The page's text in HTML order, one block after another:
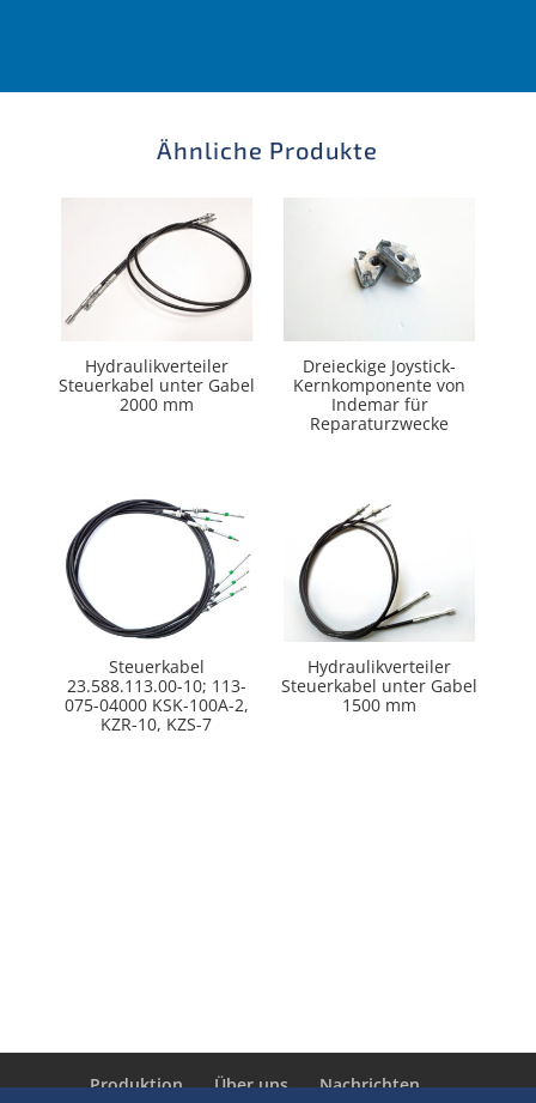
Ähnliche Produkte
Hydraulikverteiler
Steuerkabel unter Gabel
2000 mm
Dreieckige Joystick-
Kernkomponente von
Indemar für
Reparaturzwecke
Steuerkabel
23.588.113.00-10; 113-
075-04000 KSK-100A-2,
KZR-10, KZS-7
Hydraulikverteiler
Steuerkabel unter Gabel
1500 mm
Produktion Über uns
Nachrichten